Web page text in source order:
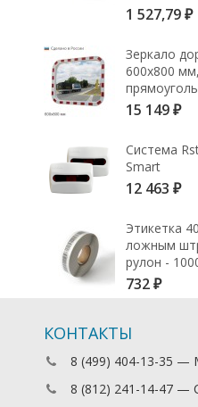
1 527,79 ₽
Зеркало
600х800 мм,
15 149 ₽
Система
Smart
12 463 ₽
Этикетка
ложным
рулон -
732 ₽
КОНТАКТЫ
8 (499) 404-13-35 —
8 (812) 241-14-47 —